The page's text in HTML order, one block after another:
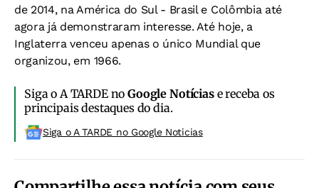
de 2014, na América do Sul - Brasil e Colômbia até
agora já demonstraram interesse. Até hoje, a
Inglaterra venceu apenas o único Mundial que
organizou, em 1966.
Siga o A TARDE noGoogle Notíciase receba os
principais destaques do dia.
Siga o A TARDE no Google Noticias